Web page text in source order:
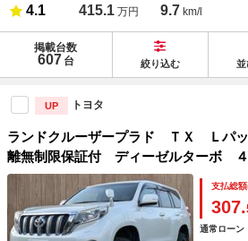
4.1 415.1 万円 9.7 km/l
掲載台数
607 台 絞り込む 並
UP トヨタ
ランドクルーザープラド ＴＸ Ｌパ
離無制限保証付 ディーゼルターボ
正ＳＤナビ フロントカメラ バッ
リフトアップ ヘッドレスト後席モ
クルーズコントロール
支払総額
307.
通常ローン